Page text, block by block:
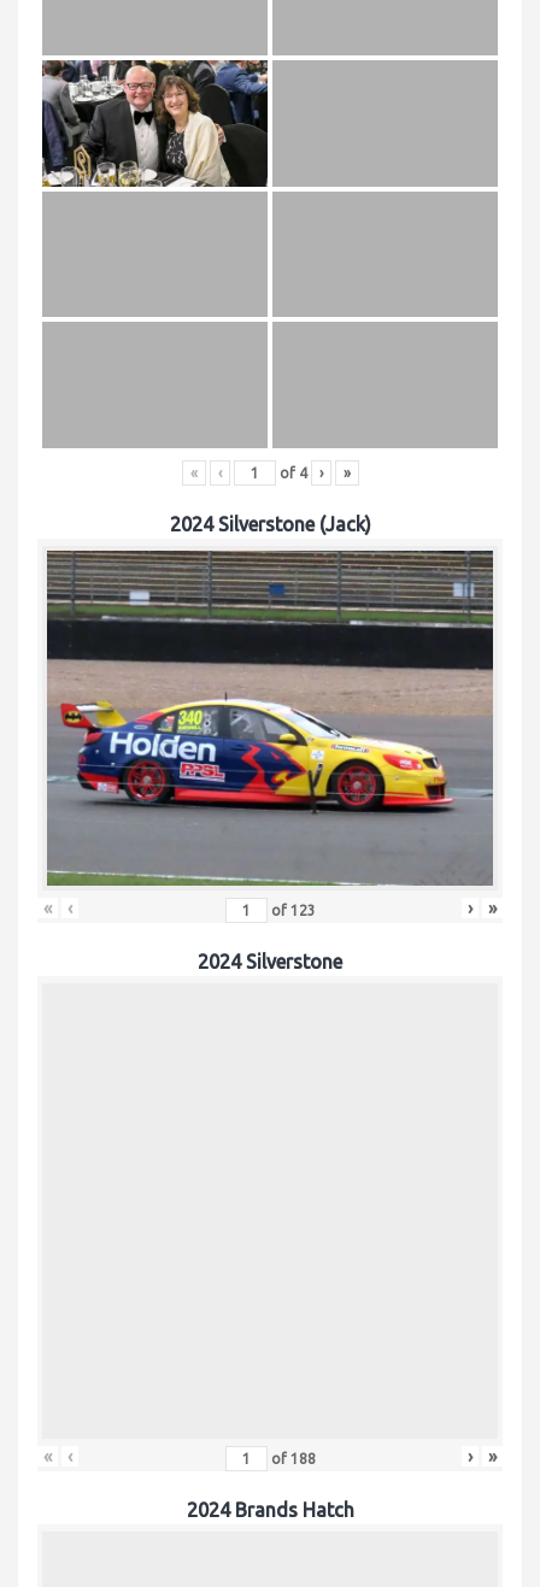
« ‹ of 4 › »
2024 Silverstone (Jack)
« ‹ of 123 › »
2024 Silverstone
« ‹ of 188 › »
2024 Brands Hatch